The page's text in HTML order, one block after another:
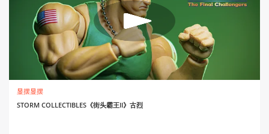
显摆显摆
STORM COLLECTIBLES《街头霸王II》古烈